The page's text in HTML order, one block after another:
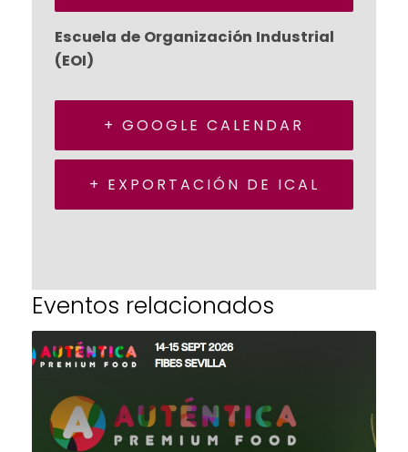
Escuela de Organización Industrial
(EOI)
+ GOOGLE CALENDAR
+ EXPORTACIÓN DE ICAL
Eventos relacionados